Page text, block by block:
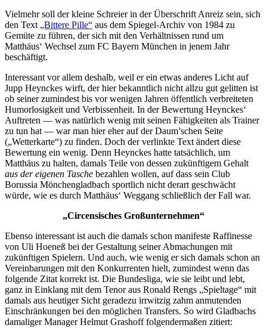
Vielmehr soll der kleine Schreier in der Überschrift Anreiz sein, sich
den Text „Bittere Pille“ aus dem Spiegel-Archiv von 1984 zu
Gemüte zu führen, der sich mit den Verhältnissen rund um
Matthäus‘ Wechsel zum FC Bayern München in jenem Jahr
beschäftigt.
Interessant vor allem deshalb, weil er ein etwas anderes Licht auf
Jupp Heynckes wirft, der hier bekanntlich nicht allzu gut gelitten ist
ob seiner zumindest bis vor wenigen Jahren öffentlich verbreiteten
Humorlosigkeit und Verbissenheit. In der Bewertung Heynckes‘
Auftreten — was natürlich wenig mit seinen Fähigkeiten als Trainer
zu tun hat — war man hier eher auf der Daum’schen Seite
(„Wetterkarte“) zu finden. Doch der verlinkte Text ändert diese
Bewertung ein wenig. Denn Heynckes hatte tatsächlich, um
Matthäus zu halten, damals Teile von dessen zukünftigem Gehalt
aus der eigenen Tasche bezahlen wollen, auf dass sein Club
Borussia Mönchengladbach sportlich nicht derart geschwächt
würde, wie es durch Matthäus‘ Weggang schließlich der Fall war.
„Circensisches Großunternehmen“
Ebenso interessant ist auch die damals schon manifeste Raffinesse
von Uli Hoeneß bei der Gestaltung seiner Abmachungen mit
zukünftigen Spielern. Und auch, wie wenig er sich damals schon an
Vereinbarungen mit den Konkurrenten hielt, zumindest wenn das
folgende Zitat korrekt ist. Die Bundesliga, wie sie leibt und lebt,
ganz in Einklang mit dem Tenor aus Ronald Rengs „Spieltage“ mit
damals aus heutiger Sicht geradezu irrwitzig zahm anmutenden
Einschränkungen bei den möglichen Transfers. So wird Gladbachs
damaliger Manager Helmut Grashoff folgendermaßen zitiert: